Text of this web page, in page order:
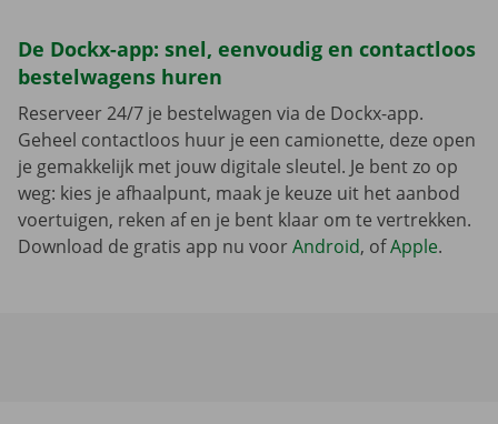
De Dockx-app: snel, eenvoudig en contactloos
bestelwagens huren
Reserveer 24/7 je bestelwagen via de Dockx-app.
Geheel contactloos huur je een camionette, deze open
je gemakkelijk met jouw digitale sleutel. Je bent zo op
weg: kies je afhaalpunt, maak je keuze uit het aanbod
voertuigen, reken af en je bent klaar om te vertrekken.
Download de gratis app nu voorAndroid, ofApple.